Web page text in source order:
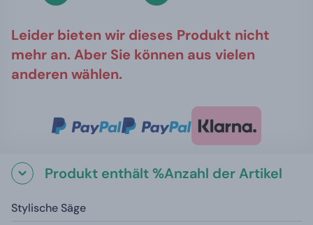
Leider bieten wir dieses Produkt nicht
mehr an. Aber Sie können aus vielen
anderen wählen.
Produkt enthält %Anzahl der Artikel
Stylische Säge